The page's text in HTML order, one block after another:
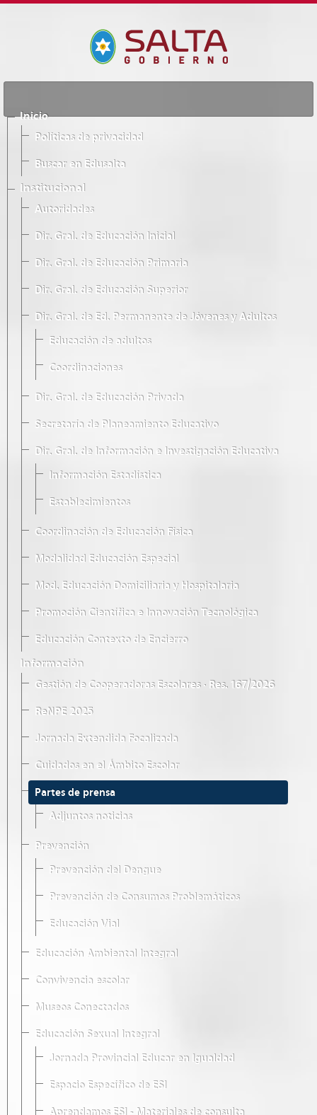
Inicio
Políticas de privacidad
Buscar en Edusalta
Institucional
Autoridades
Dir. Gral. de Educación Inicial
Dir. Gral. de Educación Primaria
Dir. Gral. de Educación Superior
Dir. Gral. de Ed. Permanente de Jóvenes y Adultos
Educación de adultos
Coordinaciones
Dir. Gral. de Educación Privada
Secretaría de Planeamiento Educativo
Dir. Gral. de Información e Investigación Educativa
Información Estadística
Establecimientos
Coordinación de Educación Física
Modalidad Educación Especial
Mod. Educación Domiciliaria y Hospitalaria
Promoción Científica e Innovación Tecnológica
Educación Contexto de Encierro
Información
Gestión de Cooperadoras Escolares · Res. 167/2026
ReNPE 2025
Jornada Extendida Focalizada
Cuidados en el Ámbito Escolar
Partes de prensa
Adjuntos noticias
Prevención
Prevención del Dengue
Prevención de Consumos Problemáticos
Educación Vial
Educación Ambiental Integral
Convivencia escolar
Museos Conectados
Educación Sexual Integral
Jornada Provincial Educar en Igualdad
Espacio Específico de ESI
Aprendamos ESI - Materiales de consulta